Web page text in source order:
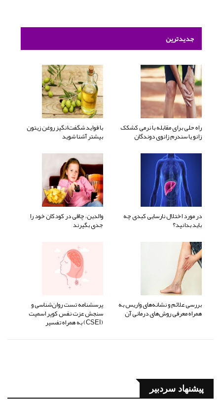
جدیدترین
راه حلی برای مقابله با نرمی کشکک
زانو یا سندرم زانوی دوندگان
با فواید شگفت‌انگیز روغن زیتون
بیشتر آشنا شوید
در مورد اختلال نارسایی کبدی چه
باید بدانید؟
والدین، چاقی در کودکان خود را
جدی بگیرند
بررسی علائم و نشانه‌های واریس به
همراه معرفی روش‌های درمانی آن
پرسشنامه تست روان‌شناسی و
سنجش عزت نفس کوپر اسمیت
(CSEI) به همراه تفسیر
پیشنهاد سردبیر